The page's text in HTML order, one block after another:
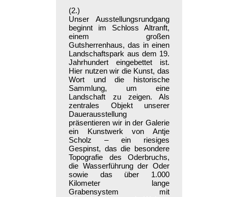
(2.)
Unser Ausstellungsrundgang
beginnt im Schloss Altranft,
einem großen
Gutsherrenhaus, das in einen
Landschaftspark aus dem 19.
Jahrhundert eingebettet ist.
Hier nutzen wir die Kunst, das
Wort und die historische
Sammlung, um eine
Landschaft zu zeigen. Als
zentrales Objekt unserer
Dauerausstellung
präsentieren wir in der Galerie
ein Kunstwerk von Antje
Scholz – ein riesiges
Gespinst, das die besondere
Topografie des Oderbruchs,
die Wasserführung der Oder
sowie das über 1.000
Kilometer lange
Grabensystem mit